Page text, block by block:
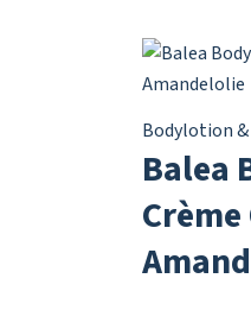
Bodylotion
Balea